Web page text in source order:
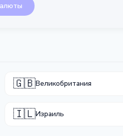
🇬🇧Великобритания
🇮🇱Израиль